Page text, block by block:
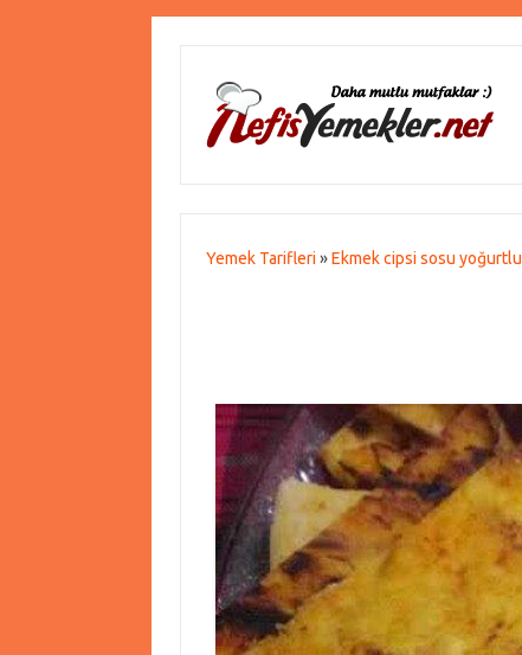
Yemek Tarifleri »Ekmek cipsi sosu yoğurtlu